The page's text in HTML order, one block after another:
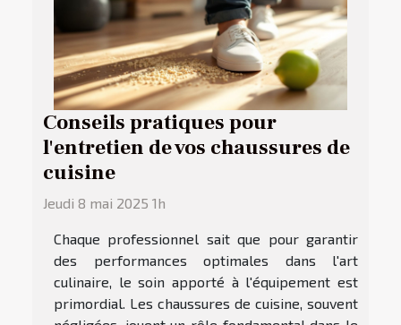
Conseils pratiques pour
l'entretien de vos chaussures de
cuisine
Jeudi 8 mai 2025 1h
Chaque professionnel sait que pour garantir
des performances optimales dans l'art
culinaire, le soin apporté à l'équipement est
primordial. Les chaussures de cuisine, souvent